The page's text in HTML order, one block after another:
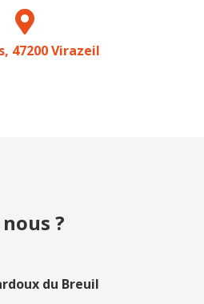
47200 Virazeil
?
du Breuil